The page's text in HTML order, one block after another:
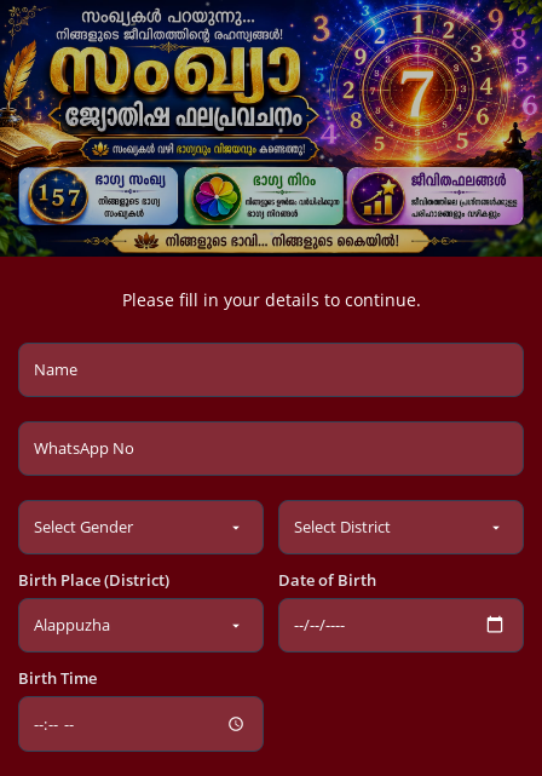
Please fill in your details to continue.
Birth Place (District) Date of Birth
Birth Time